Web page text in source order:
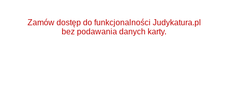
Zamów dostęp do funkcjonalności Judykatura.pl
bez podawania danych karty.